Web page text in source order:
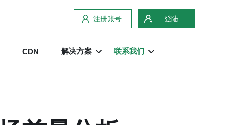
注册账号 登陆
CDN 解决方案 联系我们